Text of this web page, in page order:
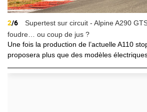
2/6
Supertest sur circuit - Alpine A290
foudre… ou coup de jus ?
Une fois la production de l’actuelle A110
proposera plus que des modèles